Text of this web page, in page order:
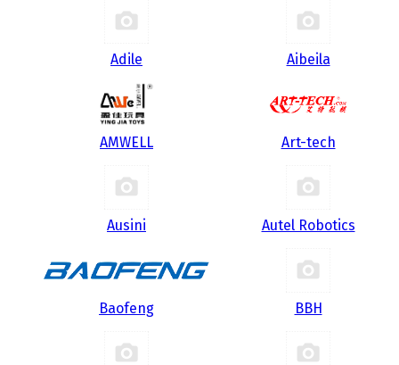
Adile Aibeila
AMWELL Art-tech
Ausini Autel Robotics
Baofeng BBH